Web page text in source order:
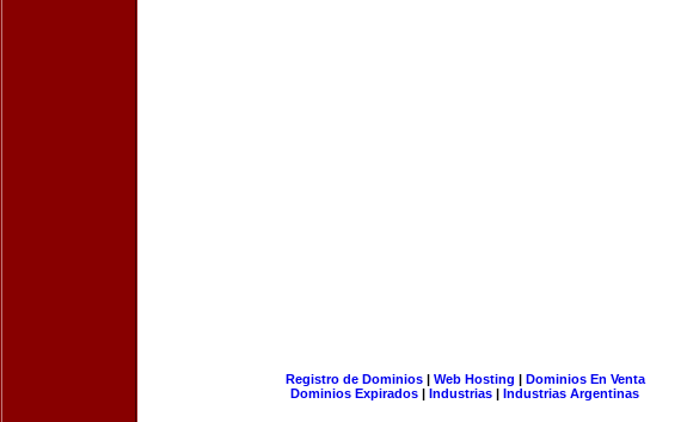
Registro de Dominios| Web Hosting | Dominios En Venta
Dominios Expirados | Industrias | Industrias Argentinas